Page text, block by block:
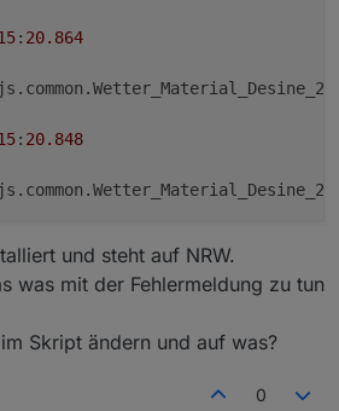
: 20.864
: 20.848
und steht auf NRW.
was mit der Fehlermeldung zu tun
Skript ändern und auf was?
0